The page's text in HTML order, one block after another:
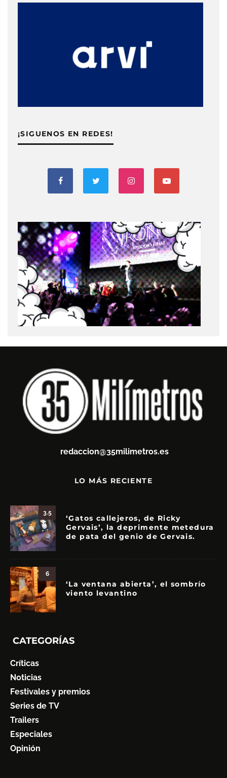
¡SIGUENOS EN REDES!
redaccion@35milimetros.es
LO MÁS RECIENTE
3.5
‘Gatos callejeros, de Ricky
Gervais’, la deprimente metedura
de pata del genio de Gervais.
6
‘La ventana abierta’, el sombrío
viento levantino
CATEGORÍAS
Críticas
Noticias
Festivales y premios
Series de TV
Trailers
Especiales
Opinión